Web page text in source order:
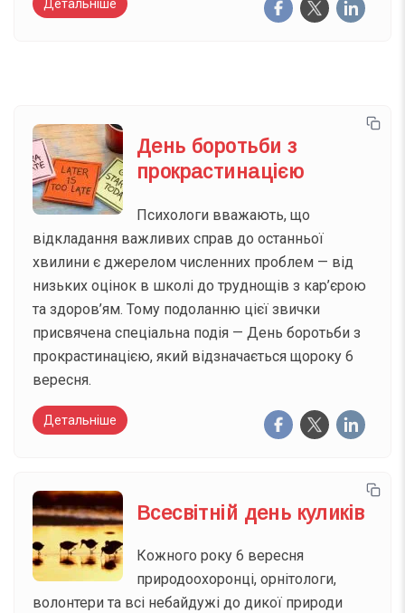
Детальніше
День боротьби з
прокрастинацією
Психологи вважають, що
відкладання важливих справ до останньої
хвилини є джерелом численних проблем — від
низьких оцінок в школі до труднощів з кар’єрою
та здоров’ям. Тому подоланню цієї звички
присвячена спеціальна подія — День боротьби з
прокрастинацією, який відзначається щороку 6
вересня.
Детальніше
Всесвітній день куликів
Кожного року 6 вересня
природоохоронці, орнітологи,
волонтери та всі небайдужі до дикої природи